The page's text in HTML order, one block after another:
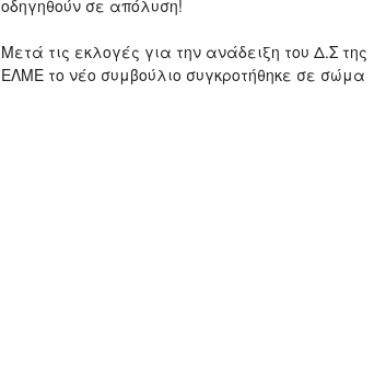
οδηγηθούν σε απόλυση!
Μετά τις εκλογές για την ανάδειξη του Δ.Σ της
ΕΛΜΕ το νέο συμβούλιο συγκροτήθηκε σε σώμα